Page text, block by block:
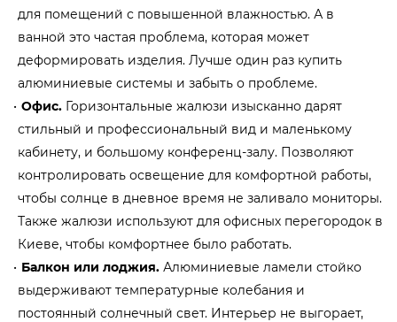
для помещений с повышенной влажностью. А в
ванной это частая проблема, которая может
деформировать изделия. Лучше один раз купить
алюминиевые системы и забыть о проблеме.
Офис.Горизонтальные жалюзи изысканно дарят
стильный и профессиональный вид и маленькому
кабинету, и большому конференц-залу. Позволяют
контролировать освещение для комфортной работы,
чтобы солнце в дневное время не заливало мониторы.
Также жалюзи используют для офисных перегородок в
Киеве, чтобы комфортнее было работать.
Балкон или лоджия.Алюминиевые ламели стойко
выдерживают температурные колебания и
постоянный солнечный свет. Интерьер не выгорает,